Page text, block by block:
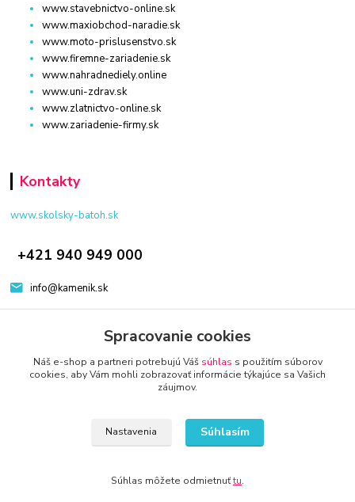
www.stavebnictvo-online.sk
www.maxiobchod-naradie.sk
www.moto-prislusenstvo.sk
www.firemne-zariadenie.sk
www.nahradnediely.online
www.uni-zdrav.sk
www.zlatnictvo-online.sk
www.zariadenie-firmy.sk
Kontakty
www.skolsky-batoh.sk
+421 940 949 000
info@kamenik.sk
Eshop-rychlo.sk
Spracovanie cookies
Náš e-shop a partneri potrebujú Váš súhlas s použitím súborov
cookies, aby Vám mohli zobrazovať informácie týkajúce sa Vašich
záujmov.
Nastavenia Súhlasím
Súhlas môžete odmietnuťtu.